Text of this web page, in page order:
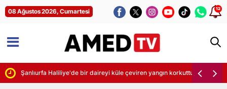
08 Ağustos 2026, Cumartesi 12
Şanlıurfa Haliliye'de bir daireyi küle çeviren yangın korkuttu